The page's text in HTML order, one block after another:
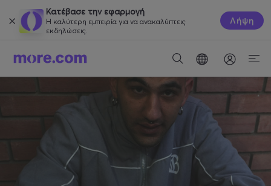
Κατέβασε την εφαρμογή
Η καλύτερη εμπειρία για να ανακαλύπτεις
εκδηλώσεις.
Λήψη